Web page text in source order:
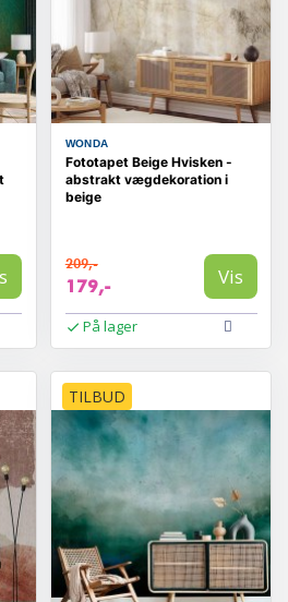
WONDA
Fototapet Beige Hvisken -
abstrakt vægdekoration i
beige
209,-
179,- Vis
På lager
TILBUD